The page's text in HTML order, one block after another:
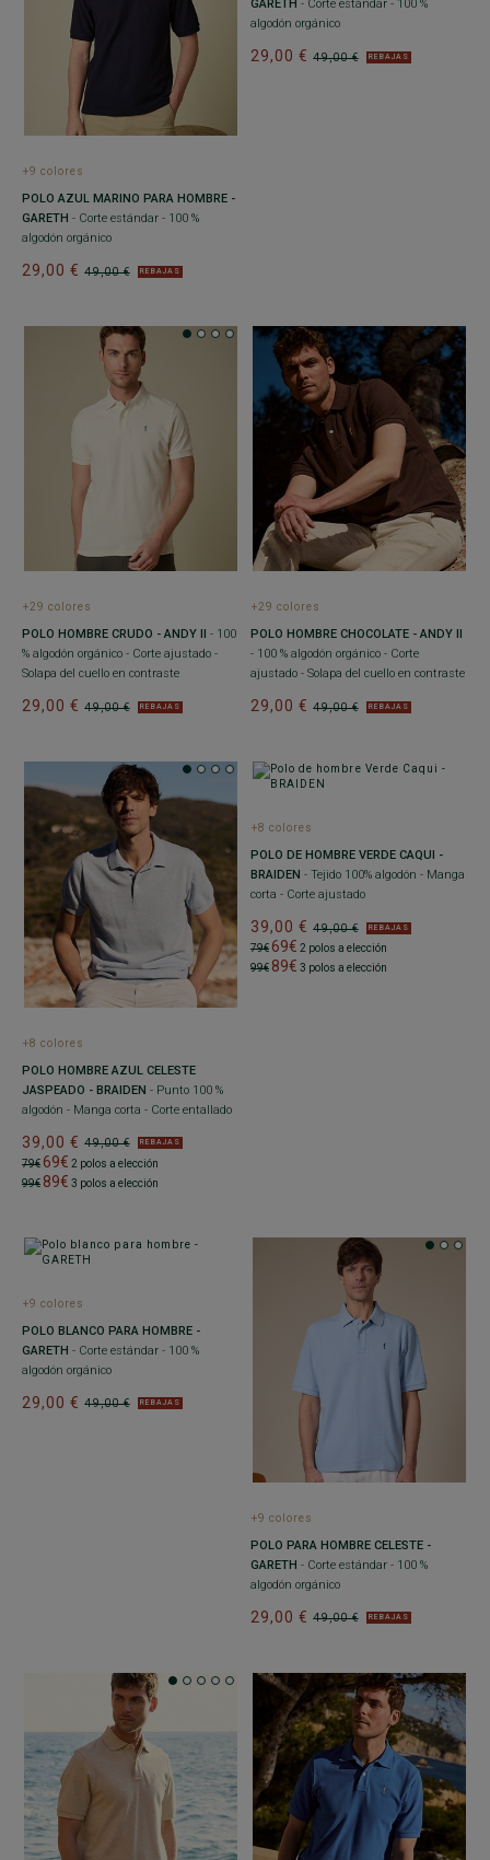
+9 colores
POLO AZUL MARINO PARA HOMBRE -
GARETH - Corte estándar - 100 %
algodón orgánico
49,00 €
29,00 € REBAJAS
GARETH - Corte estándar - 100 %
algodón orgánico
49,00 €
29,00 € REBAJAS
+29 colores
POLO HOMBRE CRUDO - ANDY II
- 100
% algodón orgánico - Corte ajustado -
Solapa del cuello en contraste
49,00 €
29,00 € REBAJAS
+29 colores
POLO HOMBRE CHOCOLATE - ANDY II
- 100 % algodón orgánico - Corte
ajustado - Solapa del cuello en contraste
49,00 €
29,00 € REBAJAS
+8 colores
POLO HOMBRE AZUL CELESTE
JASPEADO - BRAIDEN - Punto 100 %
algodón - Manga corta - Corte entallado
49,00 €
39,00 € REBAJAS
79€69€ 2 polos a elección
99€ 89€ 3 polos a elección
+8 colores
POLO DE HOMBRE VERDE CAQUI -
BRAIDEN - Tejido 100% algodón - Manga
corta - Corte ajustado
49,00 €
39,00 € REBAJAS
79€69€ 2 polos a elección
99€ 89€ 3 polos a elección
+9 colores
POLO BLANCO PARA HOMBRE -
GARETH - Corte estándar - 100 %
algodón orgánico
49,00 €
29,00 € REBAJAS
+9 colores
POLO PARA HOMBRE CELESTE -
GARETH - Corte estándar - 100 %
algodón orgánico
49,00 €
29,00 € REBAJAS